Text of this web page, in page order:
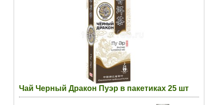
Чай Черный Дракон Пуэр в пакетиках 25 шт